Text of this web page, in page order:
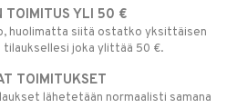
TOIMITUS YLI 50 €
huolimatta siitä ostatko yksittäisen
joka ylittää 50 €.
TOIMITUKSET
lähetetään normaalisti samana